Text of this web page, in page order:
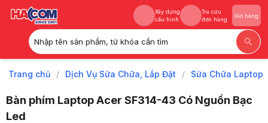
Xây dựng
cấu hình
Tra cứu
đơn hàng
Giỏ hàng
Nhập tên sản phẩm, từ khóa cần tìm
Xây dựng
Tra cứu
Trang chủ / Dịch Vụ Sửa Chữa, Lắp Đặt / Sửa Chữa Laptop
Bàn phím Laptop Acer SF314-43 Có Nguồn Bạc
Led